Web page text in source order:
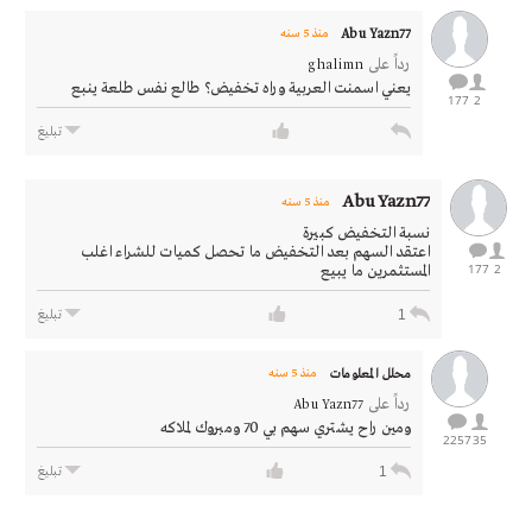
2
177
Abu Yazn77 منذ 5 سنه
رداً على ghalimn
يعني اسمنت العربية وراه تخفيض؟ طالع نفس طلعة ينبع
تبليغ
2
177
Abu Yazn77 منذ 5 سنه
نسبة التخفيض كبيرة
اعتقد السهم بعد التخفيض ما تحصل كميات للشراء اغلب
المستثمرين ما يبيع
1 تبليغ
35
2257
محلل المعلومات منذ 5 سنه
رداً على Abu Yazn77
ومين راح يشتري سهم بي 70 ومبروك لملاكه
1 تبليغ